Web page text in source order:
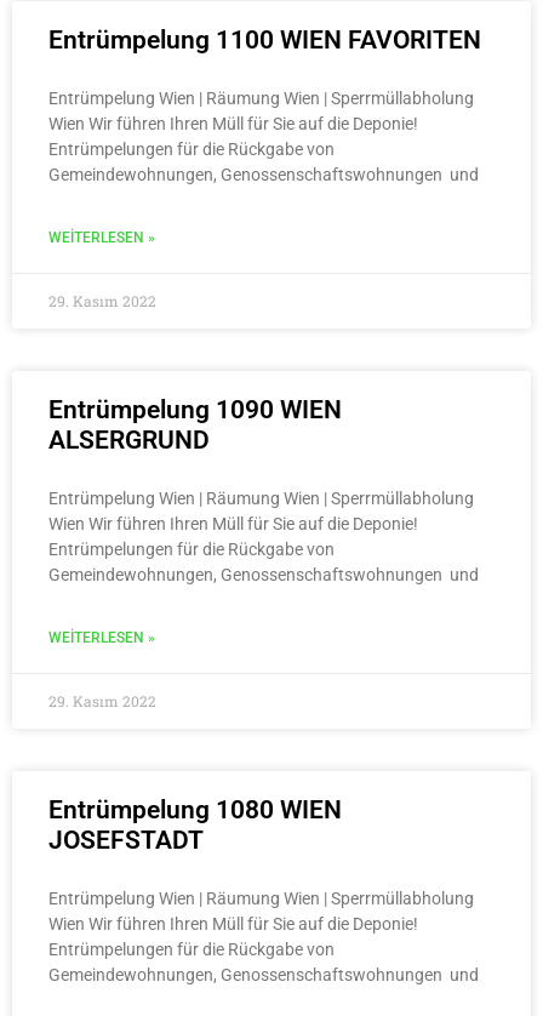
Entrümpelung 1100 WIEN FAVORITEN
Entrümpelung Wien | Räumung Wien | Sperrmüllabholung
Wien Wir führen Ihren Müll für Sie auf die Deponie!
Entrümpelungen für die Rückgabe von
Gemeindewohnungen, Genossenschaftswohnungen und
WEITERLESEN »
29. Kasım 2022
Entrümpelung 1090 WIEN
ALSERGRUND
Entrümpelung Wien | Räumung Wien | Sperrmüllabholung
Wien Wir führen Ihren Müll für Sie auf die Deponie!
Entrümpelungen für die Rückgabe von
Gemeindewohnungen, Genossenschaftswohnungen und
WEITERLESEN »
29. Kasım 2022
Entrümpelung 1080 WIEN
JOSEFSTADT
Entrümpelung Wien | Räumung Wien | Sperrmüllabholung
Wien Wir führen Ihren Müll für Sie auf die Deponie!
Entrümpelungen für die Rückgabe von
Gemeindewohnungen, Genossenschaftswohnungen und